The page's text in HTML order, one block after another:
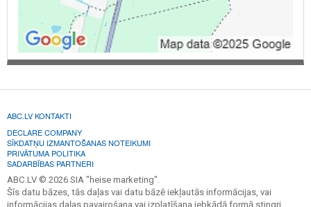
ABC.LV KONTAKTI
DECLARE COMPANY
SĪKDATŅU IZMANTOŠANAS NOTEIKUMI
PRIVĀTUMA POLITIKA
SADARBĪBAS PARTNERI
ABC.LV © 2026 SIA "heise marketing".
Šīs datu bāzes, tās daļas vai datu bāzē iekļautās informācijas, vai
informācijas daļas pavairošana vai izplatīšana jebkādā formā stingri